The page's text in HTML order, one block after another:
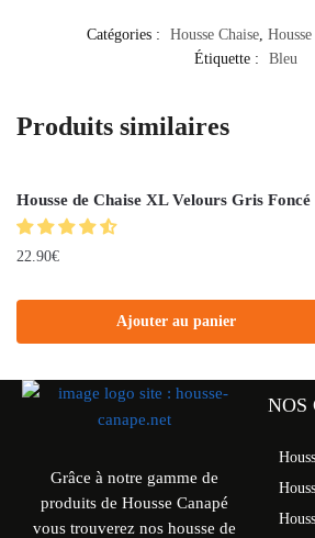
Catégories : Housse Chaise,
Étiquette :
Bleu
Produits similaires
Housse de Chaise XL Velours Gris Foncé
22.90€
Ajouter au panier
Grâce à notre gamme de
produits de Housse Canapé
vous trouverez nos housse de
NOS